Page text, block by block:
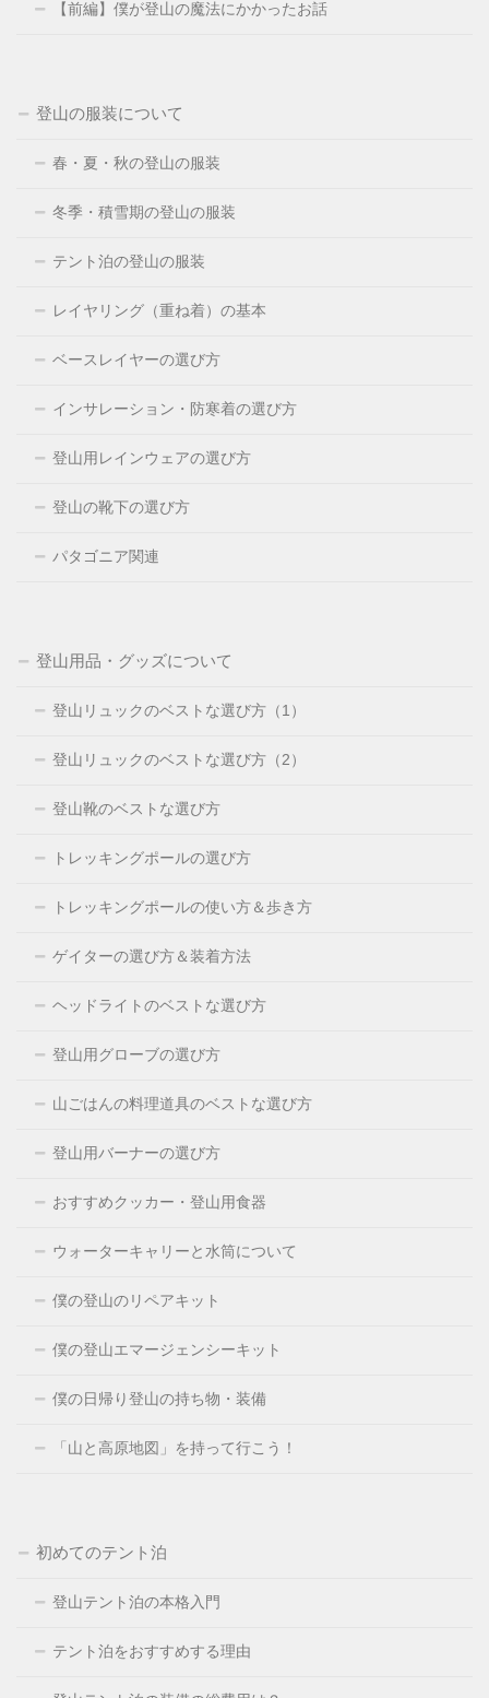
【前編】僕が登山の魔法にかかったお話
登山の服装について
春・夏・秋の登山の服装
冬季・積雪期の登山の服装
テント泊の登山の服装
レイヤリング（重ね着）の基本
ベースレイヤーの選び方
インサレーション・防寒着の選び方
登山用レインウェアの選び方
登山の靴下の選び方
パタゴニア関連
登山用品・グッズについて
登山リュックのベストな選び方（1）
登山リュックのベストな選び方（2）
登山靴のベストな選び方
トレッキングポールの選び方
トレッキングポールの使い方＆歩き方
ゲイターの選び方＆装着方法
ヘッドライトのベストな選び方
登山用グローブの選び方
山ごはんの料理道具のベストな選び方
登山用バーナーの選び方
おすすめクッカー・登山用食器
ウォーターキャリーと水筒について
僕の登山のリペアキット
僕の登山エマージェンシーキット
僕の日帰り登山の持ち物・装備
「山と高原地図」を持って行こう！
初めてのテント泊
登山テント泊の本格入門
テント泊をおすすめする理由